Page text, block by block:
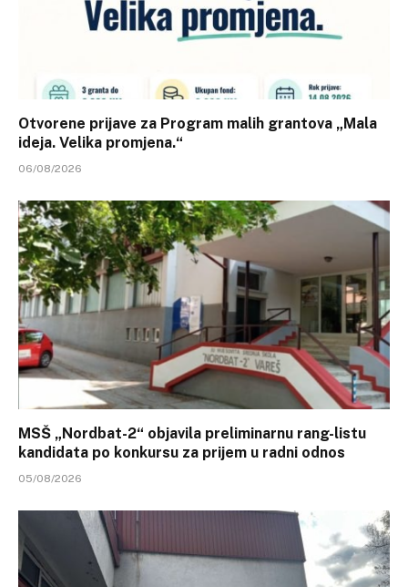
Otvorene prijave za Program malih grantova „Mala
ideja. Velika promjena.“
06/08/2026
MSŠ „Nordbat-2“ objavila preliminarnu rang-listu
kandidata po konkursu za prijem u radni odnos
05/08/2026